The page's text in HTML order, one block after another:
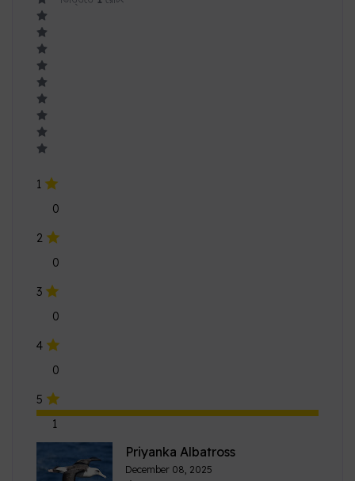
1
0
2
0
3
0
4
0
5
1
Priyanka Albatross
December 08, 2025